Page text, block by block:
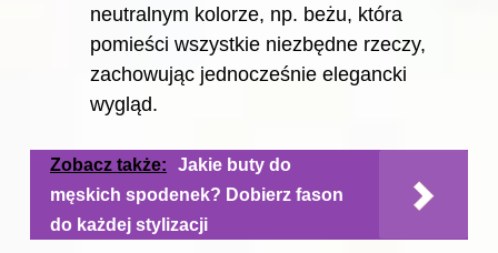
neutralnym kolorze, np. beżu, która
pomieści wszystkie niezbędne rzeczy,
zachowując jednocześnie elegancki
wygląd.
Zobacz także:
Jakie buty do
męskich spodenek? Dobierz fason
do każdej stylizacji